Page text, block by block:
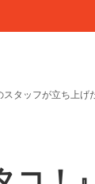
タッフが立ち上げ